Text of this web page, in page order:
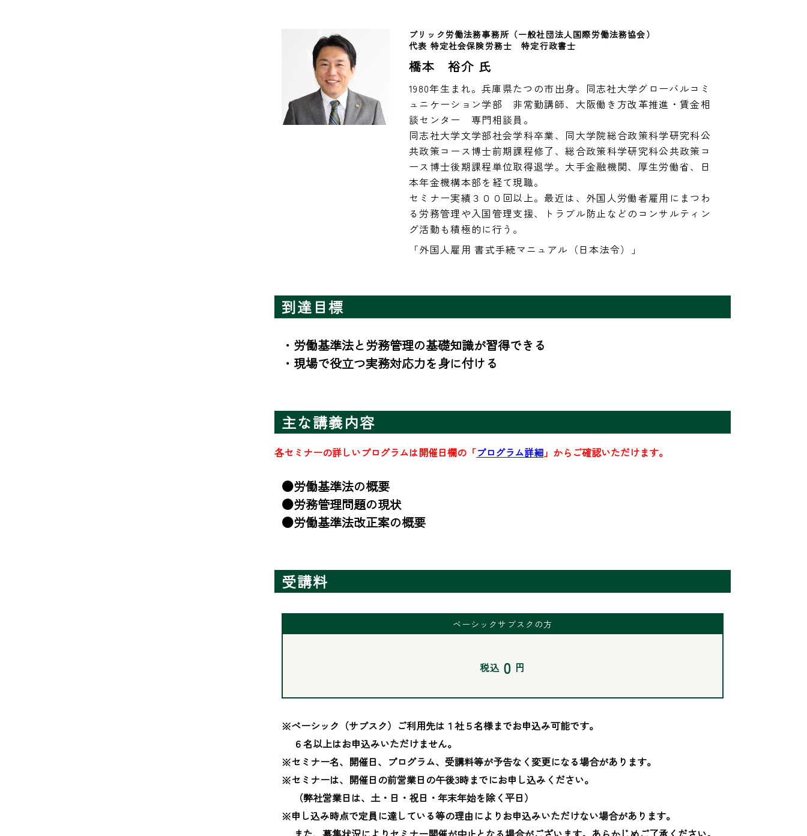
ブリック労働法務事務所（一般社団法人国際労働法務協会）
代表 特定社会保険労務士　特定行政書士
橋本 裕介 氏
1980年生まれ。兵庫県たつの市出身。同志社大学グローバルコミ
ュニケーション学部　非常勤講師、大阪働き方改革推進・賃金相
談センター　専門相談員。
同志社大学文学部社会学科卒業、同大学院総合政策科学研究科公
共政策コース博士前期課程修了、総合政策科学研究科公共政策コ
ース博士後期課程単位取得退学。大手金融機関、厚生労働省、日
本年金機構本部を経て現職。
セミナー実績３００回以上。最近は、外国人労働者雇用にまつわ
る労務管理や入国管理支援、トラブル防止などのコンサルティン
グ活動も積極的に行う。
「外国人雇用 書式手続マニュアル（日本法令）」
到達目標
・労働基準法と労務管理の基礎知識が習得できる
・現場で役立つ実務対応力を身に付ける
主な講義内容
各セミナーの詳しいプログラムは開催日欄の「プログラム詳細 」からご確認いただけます。
●労働基準法の概要
●労務管理問題の現状
●労働基準法改正案の概要
受講料
ベーシックサブスクの方
税込 0 円
※ベーシック（サブスク）ご利用先は１社５名様までお申込み可能です。
６名以上はお申込みいただけません。
※セミナー名、開催日、プログラム、受講料等が予告なく変更になる場合があります。
※セミナーは、開催日の前営業日の午後3時までにお申し込みください。
（弊社営業日は、土・日・祝日・年末年始を除く平日）
※申し込み時点で定員に達している等の理由によりお申込みいただけない場合があります。